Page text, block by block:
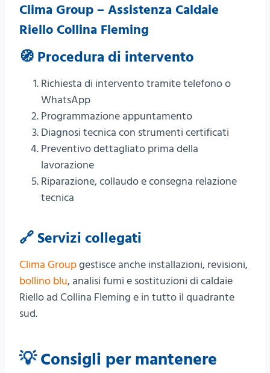
Clima Group – Assistenza Caldaie
Riello Collina Fleming
🧭 Procedura di intervento
Richiesta di intervento tramite telefono o
WhatsApp
Programmazione appuntamento
Diagnosi tecnica con strumenti certificati
Preventivo dettagliato prima della
lavorazione
Riparazione, collaudo e consegna relazione
tecnica
🔗 Servizi collegati
Clima Groupgestisce anche installazioni, revisioni,
bollino blu, analisi fumi e sostituzioni di caldaie
Riello ad Collina Fleming e in tutto il quadrante
sud.
💡 Consigli per mantenere